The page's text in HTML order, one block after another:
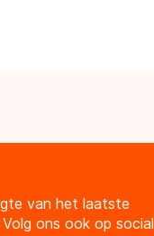
van het laatste
ons ook op social